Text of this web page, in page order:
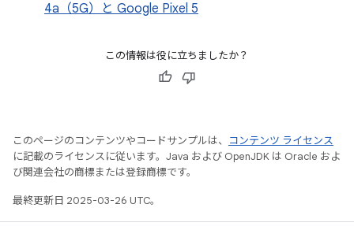
4a（5G）と Google Pixel 5
この情報は役に立ちましたか？
このページのコンテンツやコードサンプルは、
コンテンツ ライセンス
に記載のライセンスに従います。Java および OpenJDK は Oracle およ
び関連会社の商標または登録商標です。
最終更新日 2025-03-26 UTC。